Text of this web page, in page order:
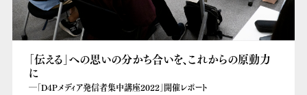
「伝える」への思いの分かち合いを、これからの原動力
に
―「D4Pメディア発信者集中講座2022」開催レポート